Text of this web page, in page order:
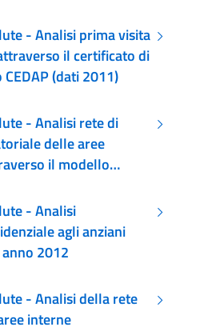
- Analisi prima visita
il certificato di
(dati 2011)
- Analisi rete di
delle aree
il modello
- Analisi
agli anziani
2012
- Analisi della rete
interne